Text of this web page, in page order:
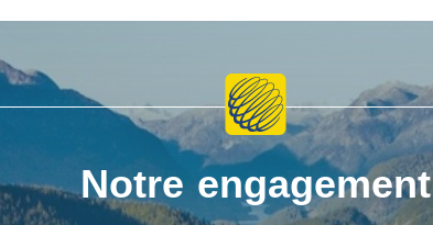
Notre engagement